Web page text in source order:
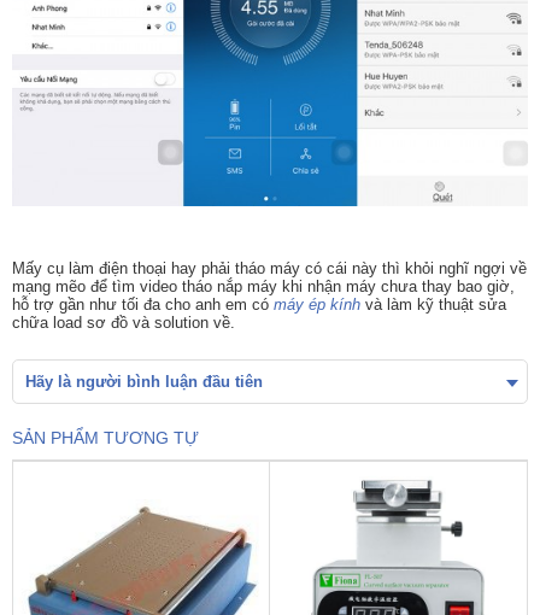
Mấy cụ làm điện thoại hay phải tháo máy có cái này thì khỏi nghĩ ngợi về
mạng mẽo để tìm video tháo nắp máy khi nhận máy chưa thay bao giờ,
hỗ trợ gần như tối đa cho anh em có máy ép kính và làm kỹ thuật sửa
chữa load sơ đồ và solution về.
Hãy là người bình luận đầu tiên
SẢN PHẨM TƯƠNG TỰ